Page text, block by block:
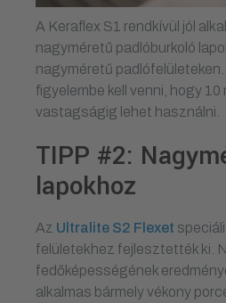
A Keraflex S1 rendkívül jól
nagyméretű padlóburkoló
nagyméretű
figyelembe kell venni, hogy
vastagságig lehet használni.
TIPP #2:
lapokhoz
Az Ultralite S2 Flexet
felületekhez fejlesztették ki.
fedőképességének
alkalmas bármely vékony